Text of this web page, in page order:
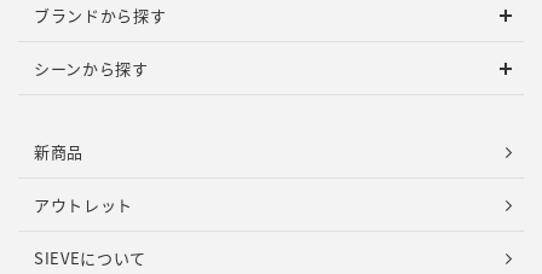
ブランドから探す
シーンから探す
新商品
アウトレット
SIEVEについて